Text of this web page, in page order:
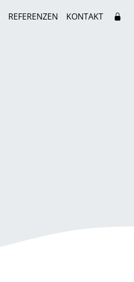
REFERENZEN KONTAKT